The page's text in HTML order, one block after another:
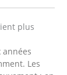
plus
Les